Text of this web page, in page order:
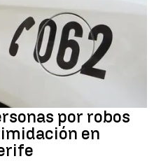
por robos
en